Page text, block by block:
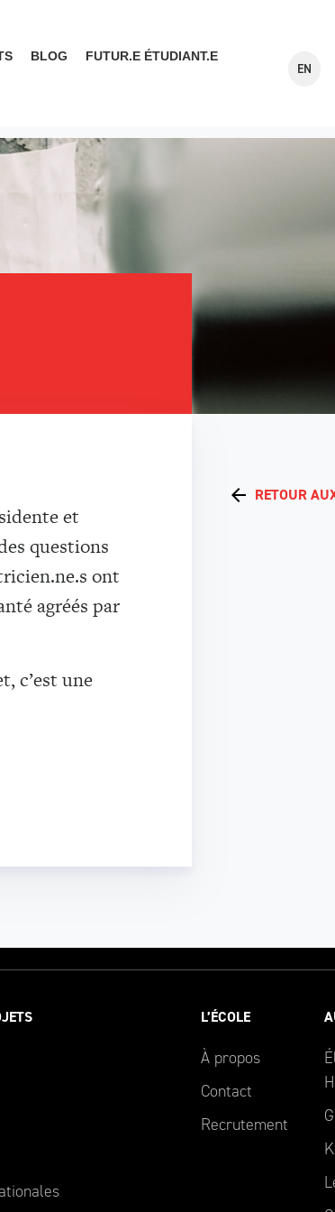
BLOG FUTUR.E ÉTUDIANT.E
EN
et
questions
ont
agréés par
c’est une
RETOUR
L’ÉCOLE
À propos
Contact
Recrutement